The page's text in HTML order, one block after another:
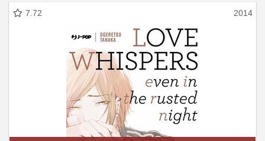
7.72 2014